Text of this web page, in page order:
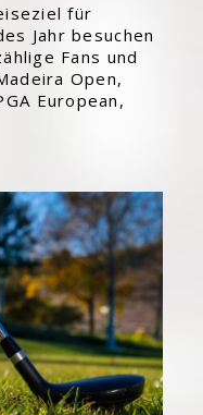
für
Jahr besuchen
Fans und
Open,
European,